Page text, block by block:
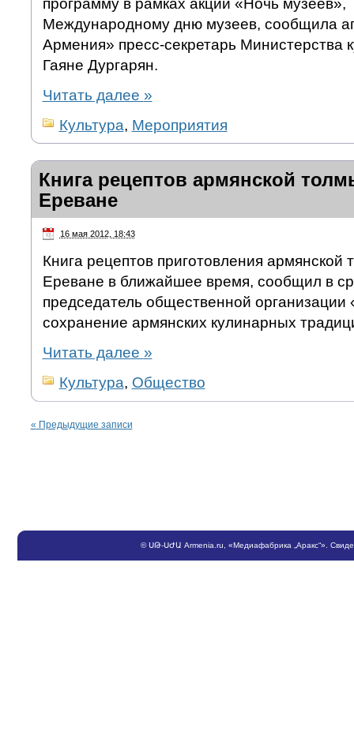
программу в рамках акции «Ночь
Международному дню музеев, сообщила
Армения» пресс-секретарь Министерства
Гаяне Дургарян.
Читать далее »
Культура, Мероприятия
Книга рецептов армянской
Ереване
16 мая 2012, 18:43
Книга рецептов приготовления армянской
Ереване в ближайшее время, сообщил в
председатель общественной организации
сохранение армянских кулинарных
Читать далее »
Культура, Общество
« Предыдущие записи
©ՍԹ-ՍԺԱ Armenia.ru , «Медиафабрика „Аракс“».